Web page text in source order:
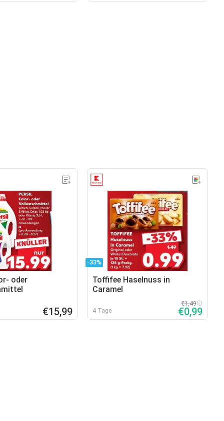
oder
€15,99
-33%
Toffifee Haselnuss in
Caramel
4 Tage
€1,49
€0,99